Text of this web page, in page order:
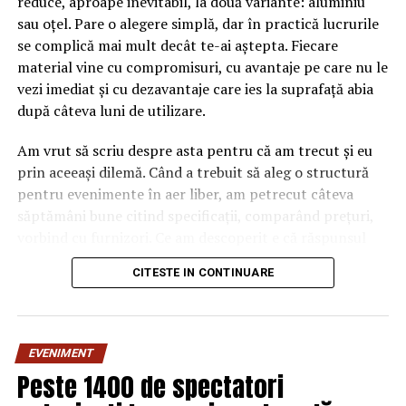
sau oțel. Pare o alegere simplă, dar în practică lucrurile
se complică mai mult decât te-ai aștepta. Fiecare
material vine cu compromisuri, cu avantaje pe care nu le
vezi imediat și cu dezavantaje care ies la suprafață abia
după câteva luni de utilizare.
Am vrut să scriu despre asta pentru că am trecut și eu
prin aceeași dilemă. Când a trebuit să aleg o structură
pentru evenimente în aer liber, am petrecut câteva
săptămâni bune citind specificații, comparând prețuri,
„corect” depinde mult de context, de cât de des muți
pavilionul și de ce condiții meteo ai de înfruntat.
materialului mai mult decât
CITESTE IN CONTINUARE
EVENIMENT
Peste 1400 de spectatori